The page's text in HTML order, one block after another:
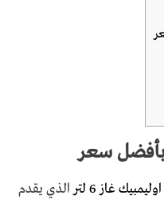
غاز 6 لتر
الذي يقدم